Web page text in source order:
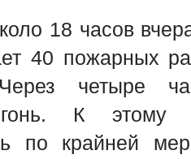
18 часов
40 пожарных
четыре
К этому
по крайней